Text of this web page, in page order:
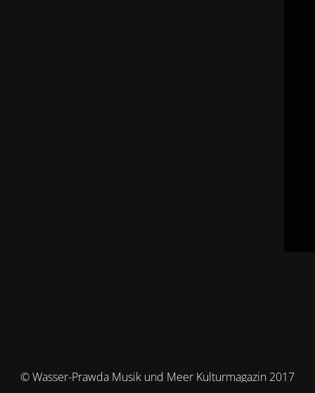
© Wasser-Prawda Musik und Meer Kulturmagazin 2017